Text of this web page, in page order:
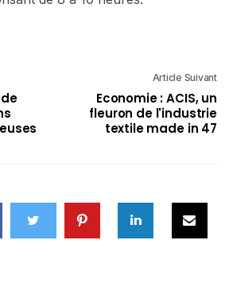
Article Suivant
Economie : ACIS, un
fleuron de l'industrie
textile made in 47